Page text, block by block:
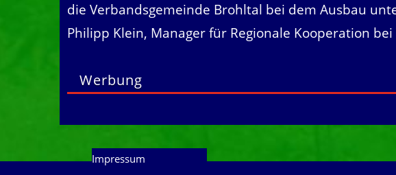
die Verbandsgemeinde Brohltal bei dem Ausbau
Philipp Klein, Manager für Regionale Kooperation
Werbung
Impressum